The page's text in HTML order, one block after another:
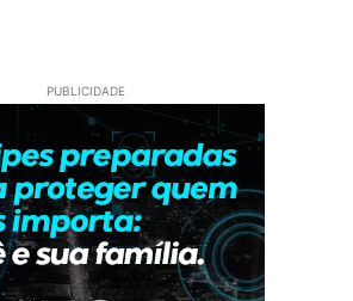
PUBLICIDADE